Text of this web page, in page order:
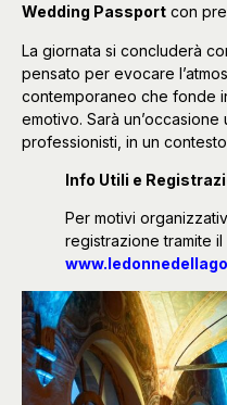
Wedding Passport con
La giornata si concluderà
pensato per evocare
contemporaneo che fonde
emotivo. Sarà un’occasione
professionisti, in un
Info Utili e
Per motivi
registrazione tramite il